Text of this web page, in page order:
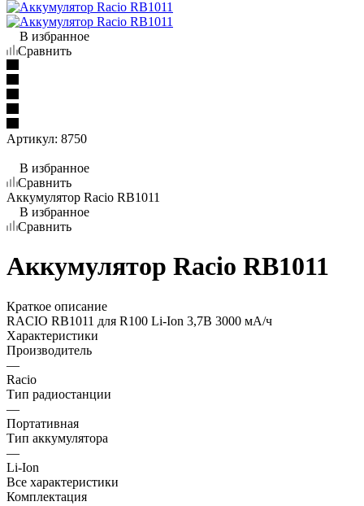
В избранное
Сравнить
Артикул: 8750
В избранное
Сравнить
Аккумулятор Racio RB1011
В избранное
Сравнить
Аккумулятор Racio RB1011
Краткое описание
RACIO RB1011 для R100 Li-Ion 3,7В 3000 мА/ч
Характеристики
Производитель
—
Racio
Тип радиостанции
—
Портативная
Тип аккумулятора
—
Li-Ion
Все характеристики
Комплектация